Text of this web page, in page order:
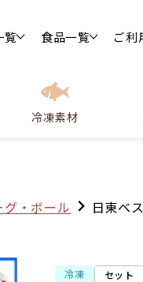
覧 食品一覧 ご利
冷凍素材
グ・ボール 日東ベ
冷凍 セット